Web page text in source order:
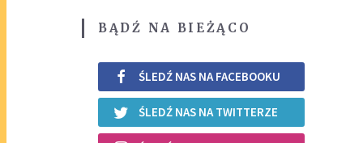
BĄDŹ NA BIEŻĄCO
ŚLEDŹ NAS NA FACEBOOKU
ŚLEDŹ NAS NA TWITTERZE